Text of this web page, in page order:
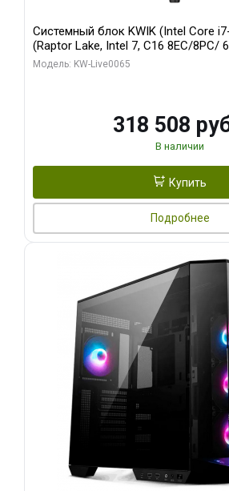
Системный блок KWIK (Intel Core
(Raptor Lake, Intel 7, C16 8EC/8PC/
модуля)/ ASUS RTX5080 PROART OC
Модель: KW-Live0065
318 508
В наличии
Купить
Подробнее